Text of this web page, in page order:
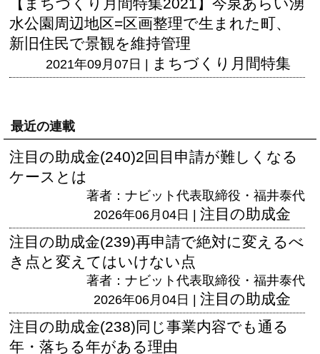
水公園周辺地区=区画整理で生まれた町、
新旧住民で景観を維持管理
2021年09月07日 | まちづくり月間特集
最近の連載
注目の助成金(240)2回目申請が難しくなる
ケースとは
著者：ナビット代表取締役・福井泰代
2026年06月04日 | 注目の助成金
注目の助成金(239)再申請で絶対に変えるべ
き点と変えてはいけない点
著者：ナビット代表取締役・福井泰代
2026年06月04日 | 注目の助成金
注目の助成金(238)同じ事業内容でも通る
年・落ちる年がある理由